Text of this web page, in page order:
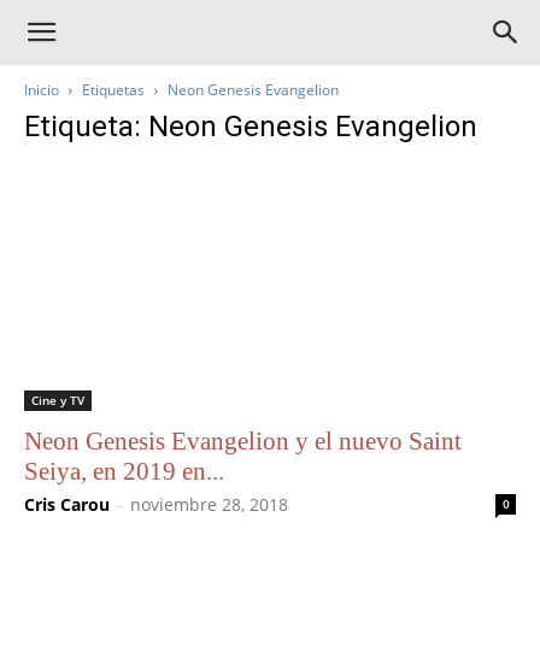
Inicio Etiquetas Neon Genesis Evangelion
Etiqueta: Neon Genesis Evangelion
Cine y TV
Neon Genesis Evangelion y el nuevo Saint
Seiya, en 2019 en...
Cris Carou - noviembre 28, 2018 0